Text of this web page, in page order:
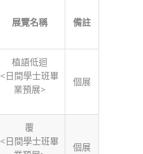
展覽名稱 備註
植語低迴
<日間學士班畢
業預展>
個展
覆
<日間學士班畢
個展